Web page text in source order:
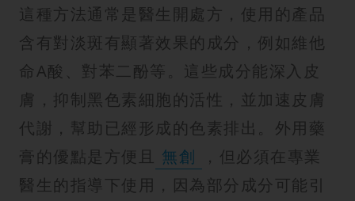
這種方法通常是醫生開處方，使用的產品
含有對淡斑有顯著效果的成分，例如維他
命A酸、對苯二酚等。這些成分能深入皮
膚，抑制黑色素細胞的活性，並加速皮膚
代謝，幫助已經形成的色素排出。外用藥
膏的優點是方便且 無創
，但必須在專業
醫生的指導下使用，因為部分成分可能引